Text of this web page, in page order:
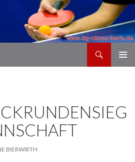
BIERWIRTH